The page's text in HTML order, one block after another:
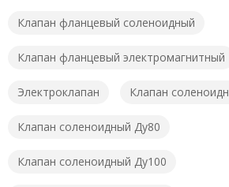
Клапан фланцевый соленоидный
Клапан фланцевый электромагнитный
Электроклапан Клапан
Клапан соленоидный Ду80
Клапан соленоидный Ду100